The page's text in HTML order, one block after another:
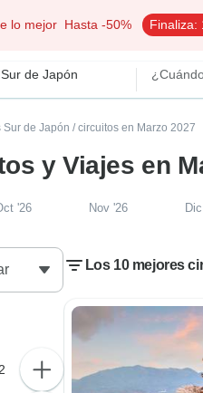
lo mejor Hasta -50% Finaliza:
Sur de Japón
Sur de Japón / circuitos en Marzo 2027
y Viajes en
'26 Nov '26
Los 10 mejores
2